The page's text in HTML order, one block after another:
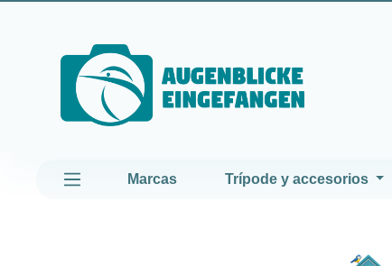
Marcas Trípode y accesorios